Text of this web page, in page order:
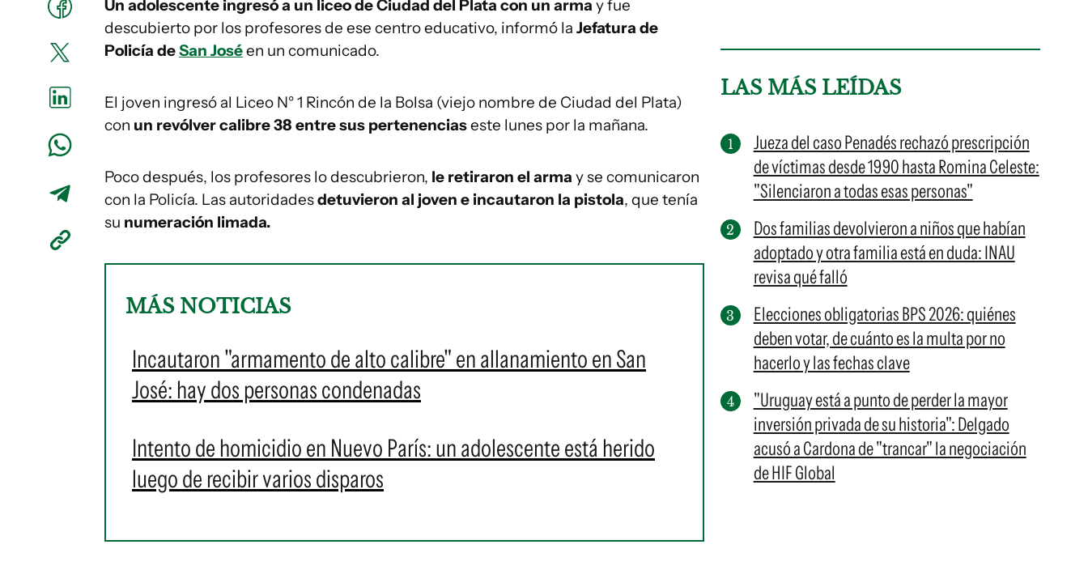
Un adolescente ingresó a un liceo de Ciudad del Plata con un arma y fue
descubierto por los profesores de ese centro educativo, informó la Jefatura de
Policía deSan Joséen un comunicado.
El joven ingresó al Liceo N° 1 Rincón de la Bolsa (viejo nombre de Ciudad del Plata)
con un revólver calibre 38 entre sus pertenenciaseste lunes por la mañana.
Poco después, los profesores lo descubrieron, le retiraron el arma y se comunicaron
con la Policía. Las autoridadesdetuvieron al joven e incautaron la pistola, que tenía
su numeración limada.
MÁS NOTICIAS
Incautaron "armamento de alto calibre" en allanamiento en San
José: hay dos personas condenadas
Intento de homicidio en Nuevo París: un adolescente está herido
luego de recibir varios disparos
LAS MÁS LEÍDAS
Jueza del caso Penadés rechazó prescripción
de víctimas desde 1990 hasta Romina Celeste:
"Silenciaron a todas esas personas"
Dos familias devolvieron a niños que habían
adoptado y otra familia está en duda: INAU
revisa qué falló
Elecciones obligatorias BPS 2026: quiénes
deben votar, de cuánto es la multa por no
hacerlo y las fechas clave
"Uruguay está a punto de perder la mayor
inversión privada de su historia": Delgado
acusó a Cardona de "trancar" la negociación
de HIF Global